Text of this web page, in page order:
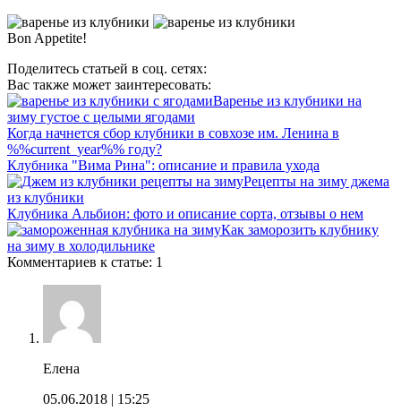
Bon Appetite!
Поделитесь статьей в соц. сетях:
Вас также может заинтересовать:
Варенье из клубники на
зиму густое с целыми ягодами
Когда начнется сбор клубники в совхозе им. Ленина в
%%current_year%% году?
Клубника "Вима Рина": описание и правила ухода
Рецепты на зиму джема
из клубники
Клубника Альбион: фото и описание сорта, отзывы о нем
Как заморозить клубнику
на зиму в холодильнике
Комментариев к статье: 1
Елена
05.06.2018 | 15:25